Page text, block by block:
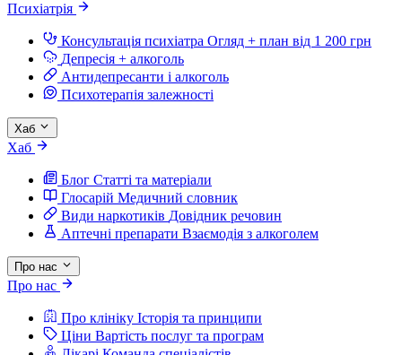
Психіатрія
Консультація психіатра Огляд + план від 1 200 грн
Депресія + алкоголь
Антидепресанти і алкоголь
Психотерапія залежності
Хаб
Хаб
Блог Статті та матеріали
Глосарій Медичний словник
Види наркотиків Довідник речовин
Аптечні препарати Взаємодія з алкоголем
Про нас
Про нас
Про клініку Історія та принципи
Ціни Вартість послуг та програм